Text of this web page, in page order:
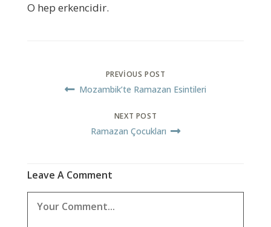
O hep erkencidir.
PREVIOUS POST
Mozambik’te Ramazan Esintileri
NEXT POST
Ramazan Çocukları
Leave A Comment